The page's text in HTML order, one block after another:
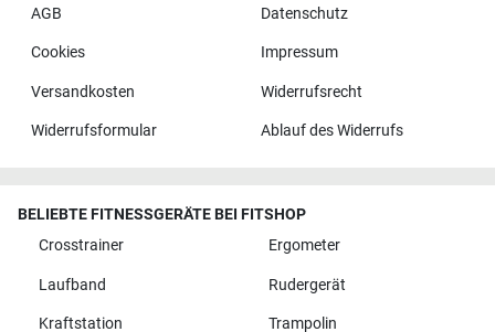
AGB
Datenschutz
Cookies Impressum
Versandkosten Widerrufsrecht
Widerrufsformular Ablauf des Widerrufs
BELIEBTE FITNESSGERÄTE BEI FITSHOP
Crosstrainer
Ergometer
Laufband Rudergerät
Kraftstation Trampolin